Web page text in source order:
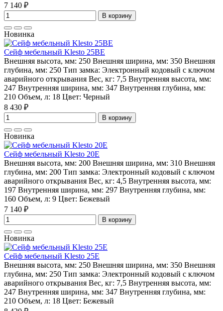
7 140 ₽
В корзину
Новинка
Сейф мебельный Klesto 25BE
Внешняя высота, мм: 250 Внешняя ширина, мм: 350 Внешняя
глубина, мм: 250 Тип замка: Электронный кодовый с ключом
аварийного открывания Вес, кг: 7,5 Внутренняя высота, мм:
247 Внутренняя ширина, мм: 347 Внутренняя глубина, мм:
210 Объем, л: 18 Цвет: Черный
8 430 ₽
В корзину
Новинка
Сейф мебельный Klesto 20E
Внешняя высота, мм: 200 Внешняя ширина, мм: 310 Внешняя
глубина, мм: 200 Тип замка: Электронный кодовый с ключом
аварийного открывания Вес, кг: 4,5 Внутренняя высота, мм:
197 Внутренняя ширина, мм: 297 Внутренняя глубина, мм:
160 Объем, л: 9 Цвет: Бежевый
7 140 ₽
В корзину
Новинка
Сейф мебельный Klesto 25E
Внешняя высота, мм: 250 Внешняя ширина, мм: 350 Внешняя
глубина, мм: 250 Тип замка: Электронный кодовый с ключом
аварийного открывания Вес, кг: 7,5 Внутренняя высота, мм:
247 Внутренняя ширина, мм: 347 Внутренняя глубина, мм:
210 Объем, л: 18 Цвет: Бежевый